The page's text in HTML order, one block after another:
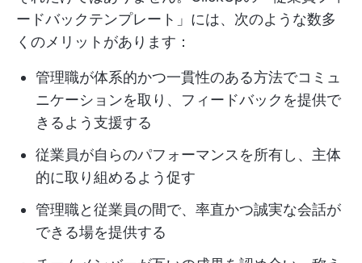
ードバックテンプレート」には、次のような数多
くのメリットがあります：
管理職が体系的かつ一貫性のある方法でコミュ
ニケーションを取り、フィードバックを提供で
きるよう支援する
従業員が自らのパフォーマンスを所有し、主体
的に取り組めるよう促す
管理職と従業員の間で、率直かつ誠実な会話が
できる場を提供する